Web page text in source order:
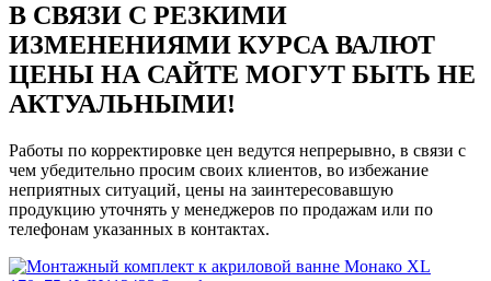
В СВЯЗИ С РЕЗКИМИ
ИЗМЕНЕНИЯМИ КУРСА ВАЛЮТ
ЦЕНЫ НА САЙТЕ МОГУТ БЫТЬ НЕ
АКТУАЛЬНЫМИ!
Работы по корректировке цен ведутся непрерывно, в связи с
чем убедительно просим своих клиентов, во избежание
неприятных ситуаций, цены на заинтересовавшую
продукцию уточнять у менеджеров по продажам или по
телефонам указанных в контактах.